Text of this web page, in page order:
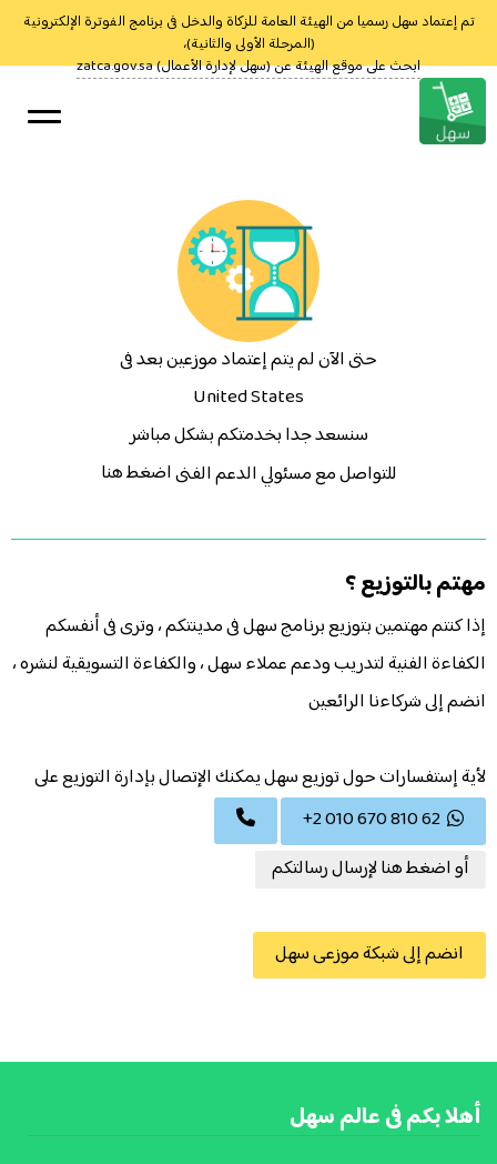
تم إعتماد سهل رسميا من الهيئة العامة للزكاة والدخل فى برنامج الفوترة الإلكترونية
(المرحلة الأولى والثانية)،
ابحث على موقع الهيئة عن (سهل لإدارة الأعمال) zatca.gov.sa
تحميل
تعلم
الأسعار
الدعم الفنى
حتى الآن لم يتم إعتماد موزعين بعد فى
United States
سنسعد جدا بخدمتكم بشكل مباشر
للتواصل مع مسئولي الدعم الفنىاضغط هنا
مهتم بالتوزيع ؟
إذا كنتم مهتمين بتوزيع برنامج سهل فى مدينتكم ، وترى فى أنفسكم
الكفاءة الفنية لتدريب ودعم عملاء سهل ، والكفاءة التسويقية لنشره ،
انضم إلى شركاءنا الرائعين
لأية إستفسارات حول توزيع سهل يمكنك الإتصال بإدارة التوزيع على
+2 010 670 810 62
أو اضغط هنا لإرسال رسالتكم
انضم إلى شبكة موزعى سهل
أهلا بكم فى عالم سهل